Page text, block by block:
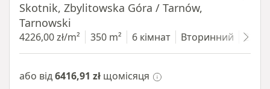
Skotnik, Zbylitowska Góra / Tarnów,
Tarnowski
4226,00 zł/m² 350 m² 6 кімнат Вторинний 2200
або від6416,91 zł щомісяця